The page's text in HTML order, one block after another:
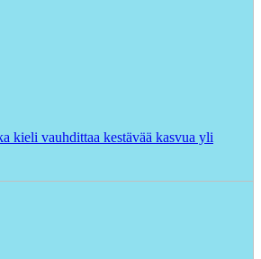
kieli vauhdittaa kestävää kasvua yli